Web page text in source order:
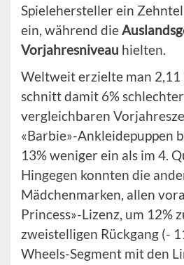
Spielehersteller ein
ein, während die
Vorjahresniveau hielten.
Weltweit erzielte man 2,11
schnitt damit 6%
vergleichbaren
«Barbie»-Ankleidepuppen
13% weniger ein als im 4.
Hingegen konnten die
Mädchenmarken, allen
Princess»-Lizenz, um 12%
zweistelligen Rückgang (-
Wheels-Segment mit den